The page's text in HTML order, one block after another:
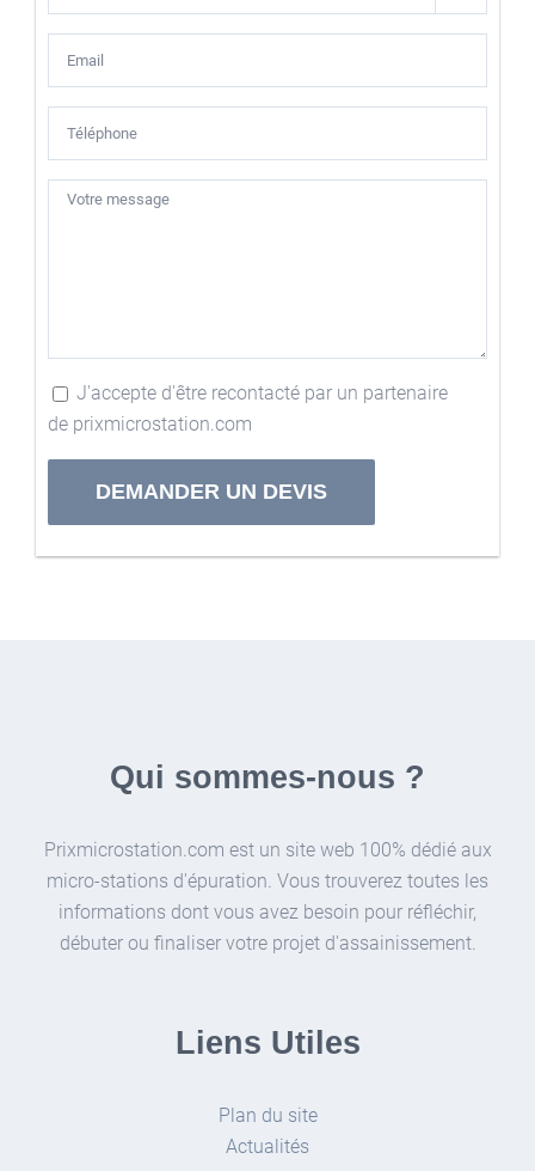
J'accepte d'être recontacté par un partenaire
de prixmicrostation.com
Alternative:
Qui sommes-nous ?
Prixmicrostation.com est un site web 100% dédié aux
micro-stations d'épuration. Vous trouverez toutes les
informations dont vous avez besoin pour réfléchir,
débuter ou finaliser votre projet d'assainissement.
Liens Utiles
Plan du site
Actualités